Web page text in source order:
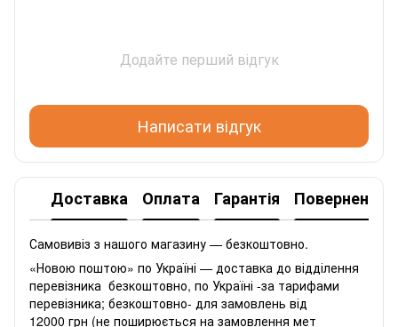
Додайте перший відгук
Написати відгук
Доставка Оплата Гарантія Повернення
Самовивіз з нашого магазину — безкоштовно.
«Новою поштою» по Україні — доставка до відділення
перевізника безкоштовно, по Україні -за тарифами
перевізника; безкоштовно- для замовлень від
12000 грн (не поширюється на замовлення мет